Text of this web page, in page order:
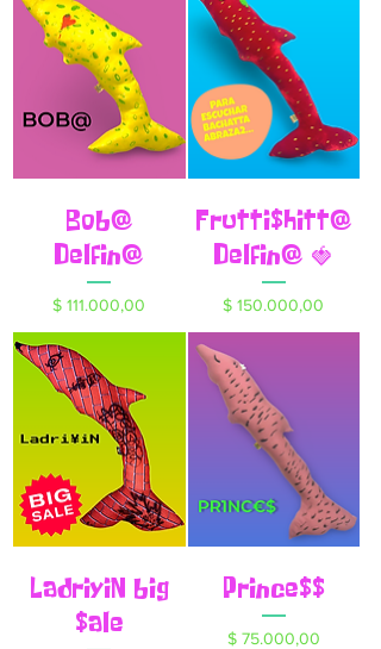
Bob@
Delfin@
Precio
$ 111.000,00
Frutti$hitt@
Delfin@ 🍓
Precio
$ 150.000,00
LadriyiN big
$ale
Prince$$
Precio
$ 75.000,00